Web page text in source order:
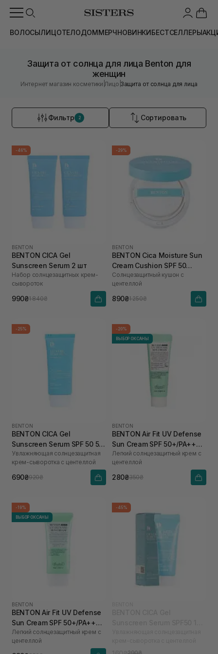
ВОЛОСЫЛИЦОТЕЛОДОММЕРЧНОВИНКИБЕСТСЕЛЛЕРЫ
Защита от солнца для лица Benton для
женщин
Интернет магазин косметики |Лицо |Защита от солнца для лица
Фильтр 2 Сортировать
-46%
BENTON
BENTON CICA Gel
Sunscreen Serum 2 шт
Набор солнцезащитных крем-
сывороток
990₴1 840₴
-29%
BENTON
BENTON Cica Moisture Sun
Cream Cushion SPF 50
PA++++ 15 г
Солнцезащитный кушон с
центеллой
890₴1 250₴
-25%
BENTON
BENTON CICA Gel
Sunscreen Serum SPF 50 50
мл
Увлажняющая солнцезащитная
крем-сыворотка с центеллой
690₴920₴
-20%
ВЫБОР ОКСАНЫ
BENTON
BENTON Air Fit UV Defense
Sun Cream SPF 50+/PA++++
12 мл
Легкий солнцезащитный крем с
центеллой
280₴350₴
-19%
ВЫБОР ОКСАНЫ
BENTON
BENTON Air Fit UV Defense
Sun Cream SPF 50+/PA++++
50 мл
Легкий солнцезащитный крем с
центеллой
-45%